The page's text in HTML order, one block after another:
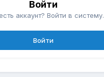
Войти
аккаунт? Войти в систему.
Войти